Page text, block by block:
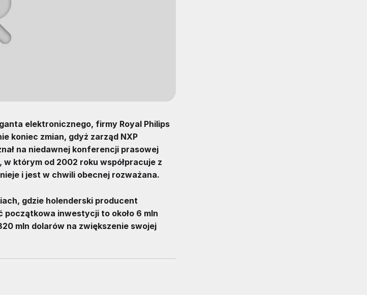
elektronicznego, firmy Royal Philips
koniec zmian, gdyż zarząd NXP
na niedawnej konferencji prasowej
w którym od 2002 roku współpracuje z
i jest w chwili obecnej rozważana.
gdzie holenderski producent
inwestycji to około 6 mln
mln dolarów na zwiększenie swojej